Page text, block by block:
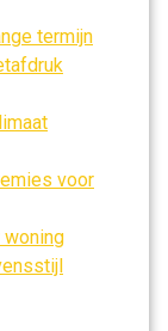
termijn
voor
woning